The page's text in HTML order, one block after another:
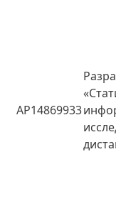
AP14869933